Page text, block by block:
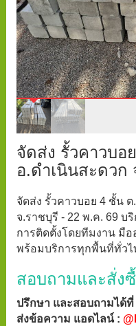
จัดส่ง รั้วคาวบ
อ.ดำเนินสะดวก
จัดส่ง รั้วคาวบอย 4 ชั้น
จ.ราชบุรี - 22 พ.ค. 69 บ
การติดตั้งโดยทีมงาน มื
พร้อมบริการทุกพื้นที่ทั่วไ
สอบถามและสั่ง
ปรึกษา และสอบถามได้ที่
ส่งข้อความ แอดไลน์ :